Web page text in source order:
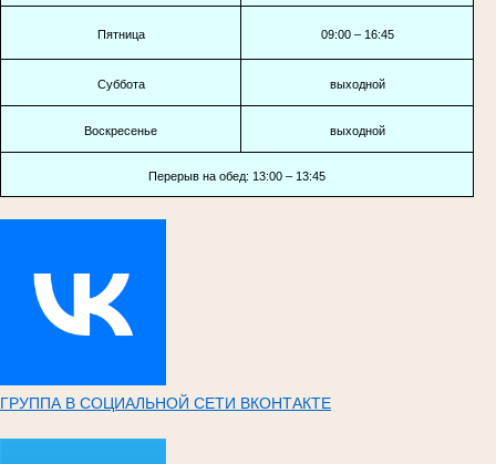
Пятница 09:00 – 16:45
Суббота выходной
Воскресенье выходной
Перерыв на обед: 13:00 – 13:45
ГРУППА В СОЦИАЛЬНОЙ СЕТИ ВКОНТАКТЕ